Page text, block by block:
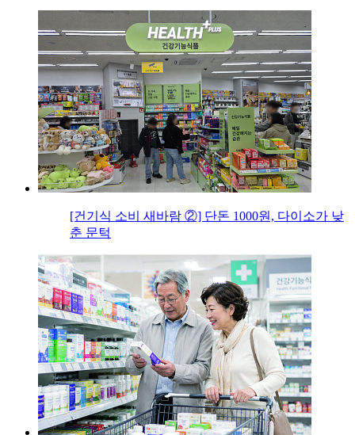
[건기식 소비 새바람 ②] 단돈 1000원, 다이소가 낮
춘 문턱